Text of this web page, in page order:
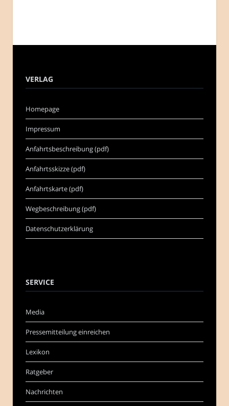
VERLAG
Homepage
Impressum
Anfahrtsbeschreibung (pdf)
Anfahrtsskizze (pdf)
Anfahrtskarte (pdf)
Wegbeschreibung (pdf)
Datenschutzerklärung
SERVICE
Media
Pressemitteilung einreichen
Lexikon
Ratgeber
Nachrichten